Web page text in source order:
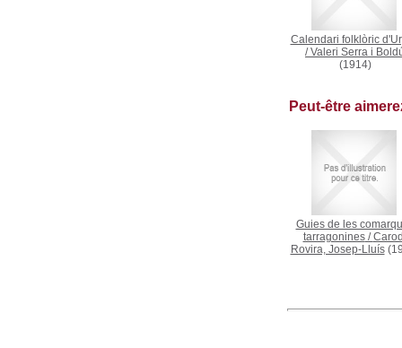
Calendari folklòric
/Valeri Serra i
(1914)
Peut-être
Guies de les
tarragonines/
Rovira, Josep-Lluís